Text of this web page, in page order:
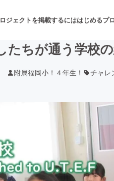
ジェクトを掲載するにははじめるプ
サービス開発
誌出版
たちが通う学校
附属福岡小！４年生！ チャレ